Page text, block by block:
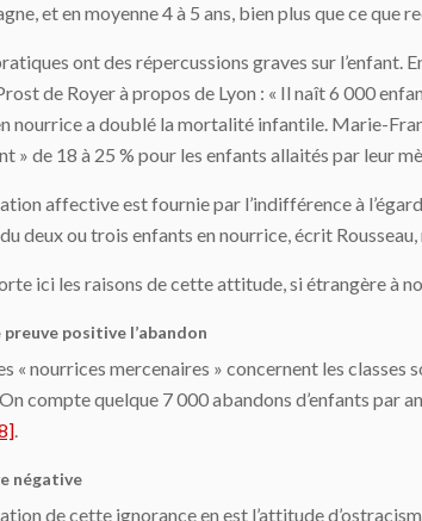
et en moyenne 4 à 5 ans, bien plus que ce que
ont des répercussions graves sur l’enfant.
de Royer à propos de Lyon : « Il naît 6 000
nourrice a doublé la mortalité infantile. Marie-
» de 18 à 25 % pour les enfants allaités par leur
affective est fournie par l’indifférence à
deux ou trois enfants en nourrice, écrit
ici les raisons de cette attitude, si étrangère à
preuve positive l’abandon
« nourrices mercenaires » concernent les classes
compte quelque 7 000 abandons d’enfants par
.
négative
de cette ignorance en est l’attitude